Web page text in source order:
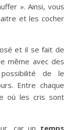
». Ainsi, vous
et les cocher
et il se fait de
même avec des
de le
Entre chaque
où les cris sont
car un temps